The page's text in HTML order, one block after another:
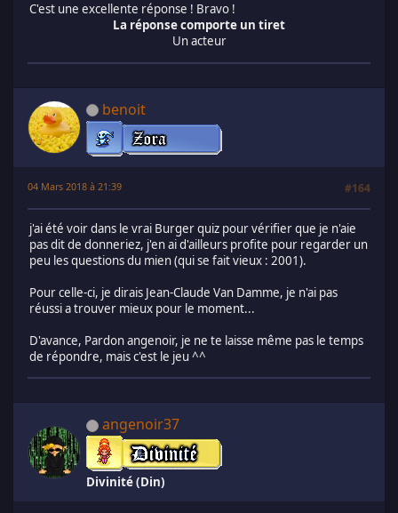
C'est une excellente réponse ! Bravo !
La réponse comporte un tiret
Un acteur
benoit
04 Mars 2018 à 21:39 #164
j'ai été voir dans le vrai Burger quiz pour vérifier que je n'aie
pas dit de donneriez, j'en ai d'ailleurs profite pour regarder un
peu les questions du mien (qui se fait vieux : 2001).
Pour celle-ci, je dirais Jean-Claude Van Damme, je n'ai pas
réussi a trouver mieux pour le moment...
D'avance, Pardon angenoir, je ne te laisse même pas le temps
de répondre, mais c'est le jeu ^^
angenoir37
Divinité (Din)